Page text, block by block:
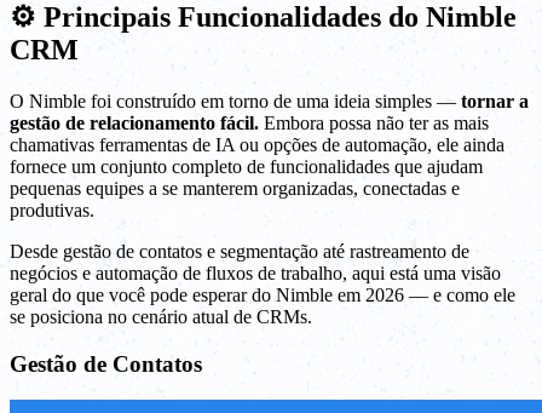
⚙️ Principais Funcionalidades do Nimble
CRM
O Nimble foi construído em torno de uma ideia simples — tornar a
gestão de relacionamento fácil. Embora possa não ter as mais
chamativas ferramentas de IA ou opções de automação, ele ainda
fornece um conjunto completo de funcionalidades que ajudam
pequenas equipes a se manterem organizadas, conectadas e
produtivas.
Desde gestão de contatos e segmentação até rastreamento de
negócios e automação de fluxos de trabalho, aqui está uma visão
geral do que você pode esperar do Nimble em 2026 — e como ele
se posiciona no cenário atual de CRMs.
Gestão de Contatos